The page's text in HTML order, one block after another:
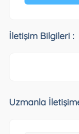
İletişim Bilgileri :
Uzmanla